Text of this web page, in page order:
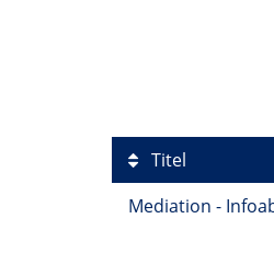
Titel
Mediation -